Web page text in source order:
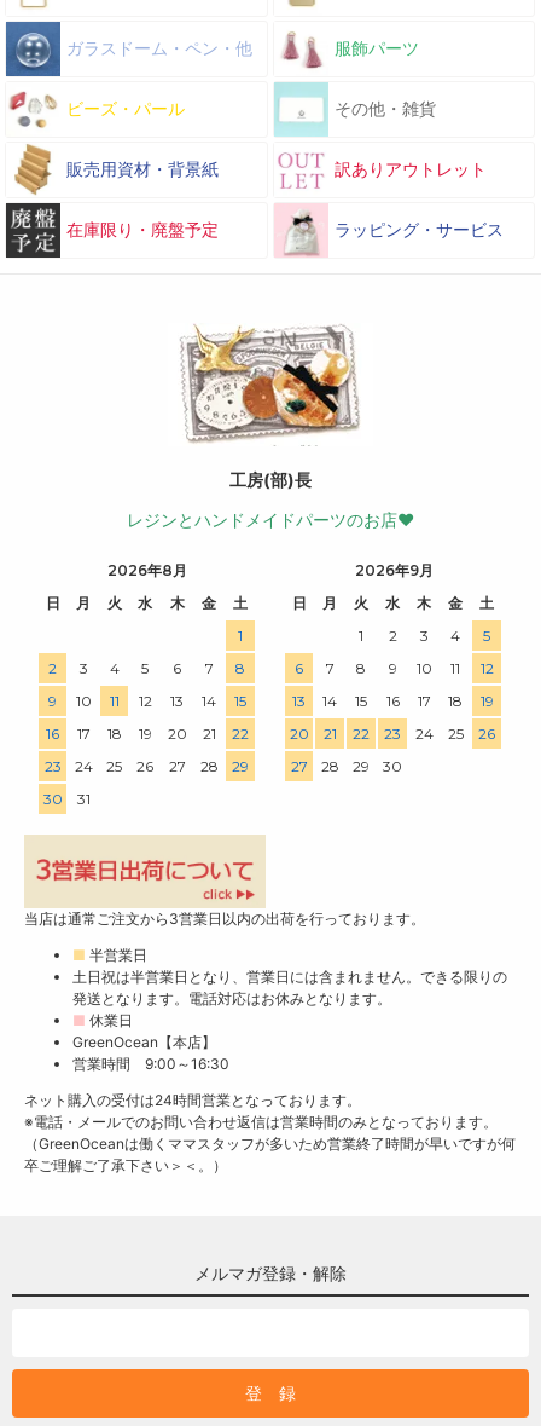
ガラスドーム・ペン・他 服飾パーツ
ビーズ・パール その他・雑貨
販売用資材・背景紙 訳ありアウトレット
在庫限り・廃盤予定 ラッピング・サービス
工房(部)長
レジンとハンドメイドパーツのお店♥
2026年8月
日
月 火 水 木 金
土
1
2
3 4 5 6 7
8
9
10 11 12 13 14
15
16
17 18 19 20 21
22
23
24 25 26 27 28
29
30
31
2026年9月
日
月 火 水 木 金
土
1
2 3 4
5
6
7 8 9 10 11
12
13
14 15 16 17 18
19
20
21 22 23 24 25
26
27
28 29 30
当店は通常ご注文から3営業日以内の出荷を行っております。
■ 半営業日
土日祝は半営業日となり、営業日には含まれません。できる限りの
発送となります。電話対応はお休みとなります。
■ 休業日
GreenOcean【本店】
営業時間 9:00～16:30
ネット購入の受付は24時間営業となっております。
※電話・メールでのお問い合わせ返信は営業時間のみとなっております。
（GreenOceanは働くママスタッフが多いため営業終了時間が早いですが何
卒ご理解ご了承下さい＞＜。）
メルマガ登録・解除